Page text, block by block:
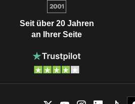
Seit über 20 Jahren
an Ihrer Seite